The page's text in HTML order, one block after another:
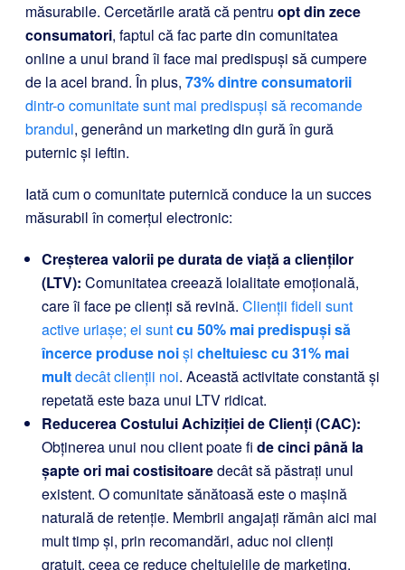
măsurabile. Cercetările arată că pentru opt din zece
consumatori, faptul că fac parte din comunitatea
online a unui brand îi face mai predispuși să cumpere
de la acel brand. În plus, 73% dintre consumatorii
dintr-o comunitate sunt mai predispuși să recomande
brandul, generând un marketing din gură în gură
puternic și ieftin.
Iată cum o comunitate puternică conduce la un succes
măsurabil în comerțul electronic:
Creșterea valorii pe durata de viață a clienților
(LTV): Comunitatea creează loialitate emoțională,
care îi face pe clienți să revină. Clienții fideli sunt
active uriașe; ei suntcu 50% mai predispuși să
încerce produse noiși cheltuiesc cu 31% mai
multdecât clienții noi. Această activitate constantă și
repetată este baza unui LTV ridicat.
Reducerea Costului Achiziției de Clienți (CAC):
Obținerea unui nou client poate fi de cinci până la
șapte ori mai costisitoaredecât să păstrați unul
existent. O comunitate sănătoasă este o mașină
naturală de retenție. Membrii angajați rămân aici mai
mult timp și, prin recomandări, aduc noi clienți
gratuit, ceea ce reduce cheltuielile de marketing.